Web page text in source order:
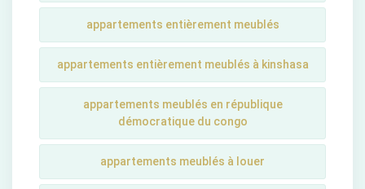
appartements entièrement meublés
appartements entièrement meublés à kinshasa
appartements meublés en république
démocratique du congo
appartements meublés à louer